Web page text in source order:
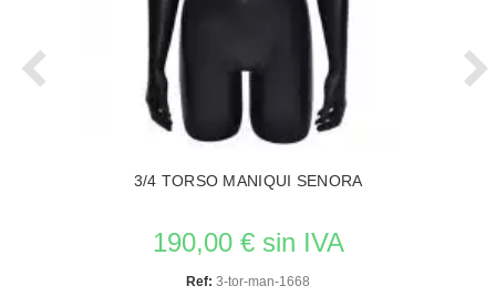
3/4 TORSO MANIQUI SENORA
190,00 € sin IVA
Ref: 3-tor-man-1668